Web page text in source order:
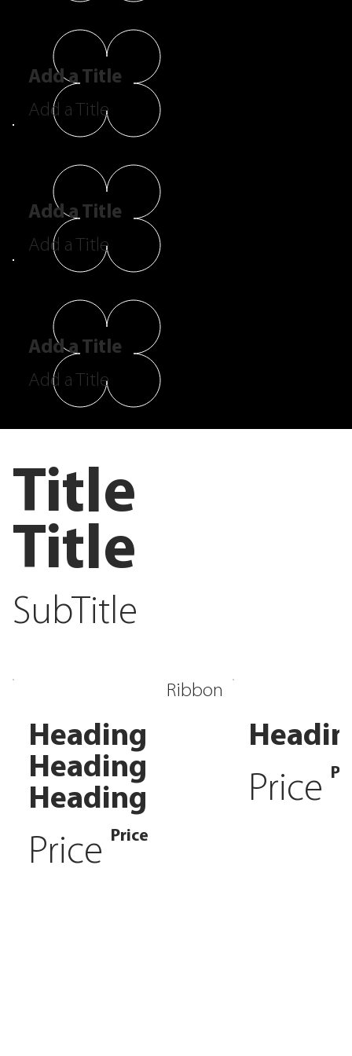
Add a Title
Add a Title
Add a Title
Add a Title
Add a Title
Add a Title
Title
Title
SubTitle
Ribbon
Heading
Heading
Heading
Price Price
Price